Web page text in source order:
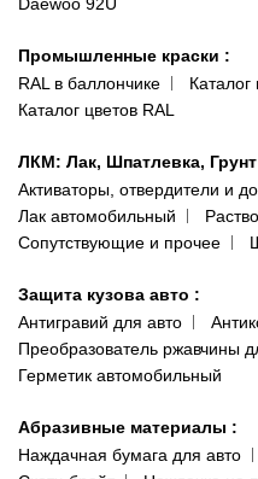
066 554-97-70
Политика конфиденциальности
Промышленные краски :
RAL в баллончике
Каталог
Каталог цветов RAL
ЛКМ: Лак, Шпатлевка, Грунт
Активаторы, отвердители и
Лак автомобильный
Сопутствующие и прочее
Защита кузова авто :
Антигравий для авто
Преобразователь ржавчины
Герметик автомобильный
Абразивные материалы :
Наждачная бумага для авто